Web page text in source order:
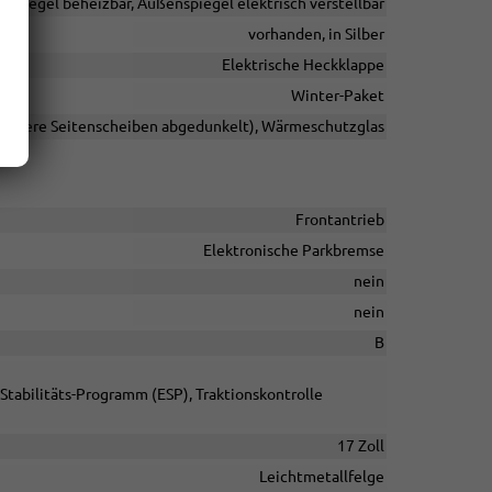
vorhanden, in Silber
Elektrische Heckklappe
Winter-Paket
Seitenscheiben abgedunkelt), Wärmeschutzglas
Frontantrieb
Elektronische Parkbremse
nein
nein
B
Programm (ESP), Traktionskontrolle
17 Zoll
Leichtmetallfelge